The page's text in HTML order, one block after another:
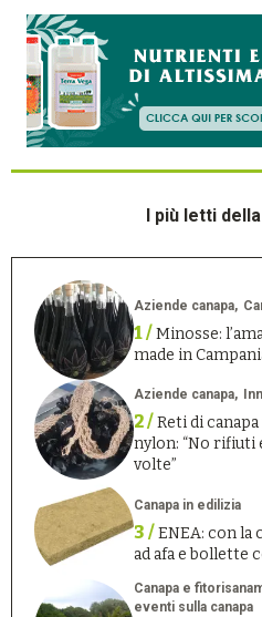
I più letti
Aziende canapa
1 /Minosse:
made in
Aziende canapa
2 /Reti di
nylon: “No rifiuti
volte”
Canapa in edilizia
3 /ENEA: con la
ad afa e bollette
Canapa e
eventi sulla canapa